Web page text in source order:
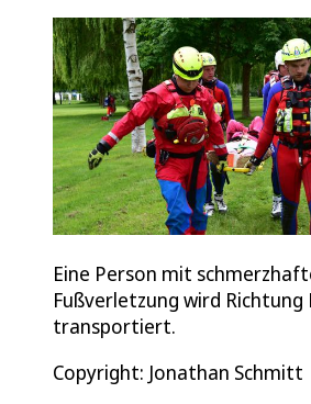
Eine Person mit
Fußverletzung wird
transportiert.
Copyright: Jonathan Schmitt